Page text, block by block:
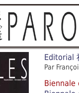
Editorial
Par